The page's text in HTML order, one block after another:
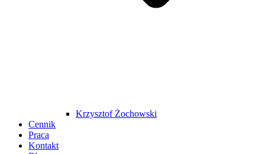
Krzysztof Żochowski
Cennik
Praca
Kontakt